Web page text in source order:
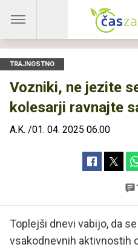
TRAJNOSTNO
Vozniki, ne jezite
kolesarji ravnajte
A.K. /01. 04. 2025 06.00
Toplejši dnevi vabijo, da
vsakodnevnih aktivnostih